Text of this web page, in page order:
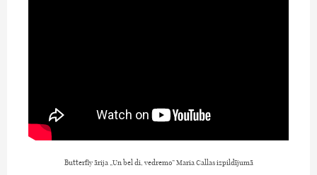
Butterfly ārija „Un bel di, vedremo” Maria Callas izpildījumā